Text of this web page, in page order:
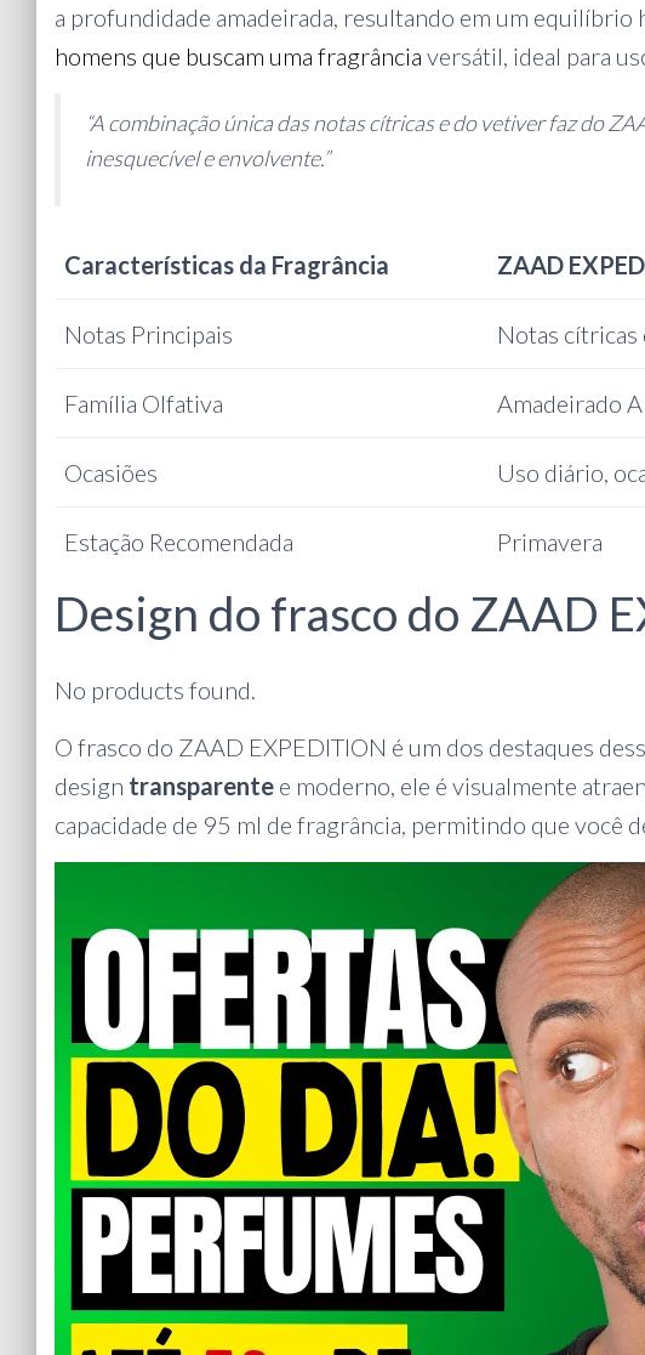
a profundidade amadeirada, resultando em um equilíbrio
homens que buscam uma fragrância versátil, ideal para
“A combinação única das notas cítricas e do vetiver faz do
inesquecível e envolvente.”
Características da Fragrância ZAAD
Notas Principais Notas
Família Olfativa Amadeirado
Ocasiões Uso diário,
Estação Recomendada Primavera
Design do frasco do ZAAD
No products found.
O frasco do ZAAD EXPEDITION é um dos destaques
design transparente e moderno, ele é visualmente
capacidade de 95 ml de fragrância, permitindo que você